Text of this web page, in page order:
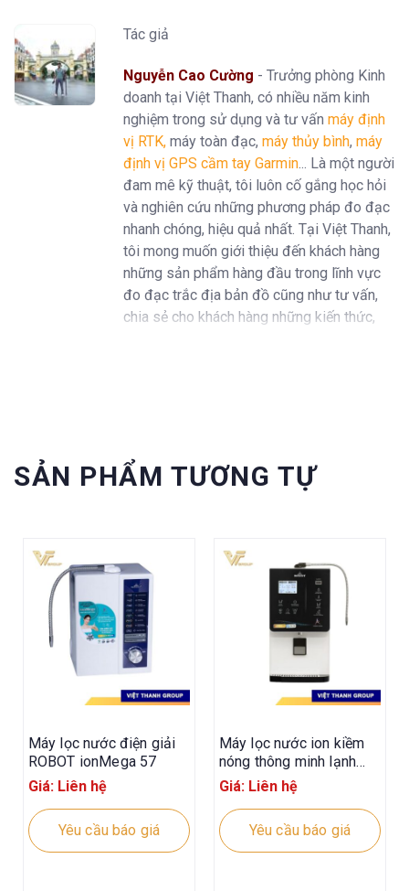
Tác giả
Nguyễn Cao Cường - Trưởng phòng Kinh
doanh tại Việt Thanh, có nhiều năm kinh
nghiệm trong sử dụng và tư vấn máy định
vị RTK, máy toàn đạc, máy thủy bình, máy
định vị GPS cầm tay Garmin... Là một người
đam mê kỹ thuật, tôi luôn cố gắng học hỏi
và nghiên cứu những phương pháp đo đạc
nhanh chóng, hiệu quả nhất. Tại Việt Thanh,
tôi mong muốn giới thiệu đến khách hàng
những sản phẩm hàng đầu trong lĩnh vực
đo đạc trắc địa bản đồ cũng như tư vấn,
chia sẻ cho khách hàng những kiến thức,
SẢN PHẨM TƯƠNG TỰ
Máy lọc nước điện giải
ROBOT ionMega 57
Giá: Liên hệ
Yêu cầu báo giá
Máy lọc nước ion kiềm
nóng thông minh lạnh
ROBOT ionqueen 912
Giá: Liên hệ
Yêu cầu báo giá